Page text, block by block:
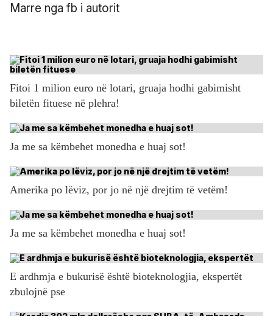
Marre nga fb i autorit
Fitoi 1 milion euro në lotari, gruaja hodhi gabimisht
biletën fituese në plehra!
Ja me sa këmbehet monedha e huaj sot!
Amerika po lëviz, por jo në një drejtim të vetëm!
Ja me sa këmbehet monedha e huaj sot!
E ardhmja e bukurisë është bioteknologjia, ekspertët
zbulojnë pse